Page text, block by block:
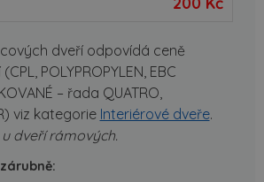
dveří odpovídá ceně
POLYPROPYLEN, EBC
– řada QUATRO,
viz kategorie Interiérové dveře.
dveří rámových.